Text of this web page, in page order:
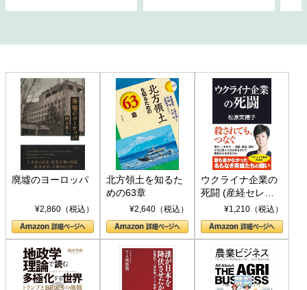
廃墟のヨーロッパ
¥2,860（税込）
北方領土を知るた
めの63章
¥2,640（税込）
ウクライナ企業の
死闘 (産経セレク
ト S 039)¥1,210（税込）